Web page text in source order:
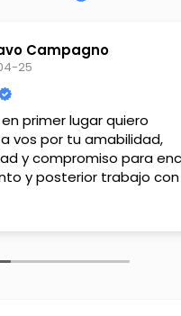
Campagno
25
primer lugar quiero
vos por tu amabilidad,
y compromiso para
y posterior trabajo
muy conformes,
que instalaron y además